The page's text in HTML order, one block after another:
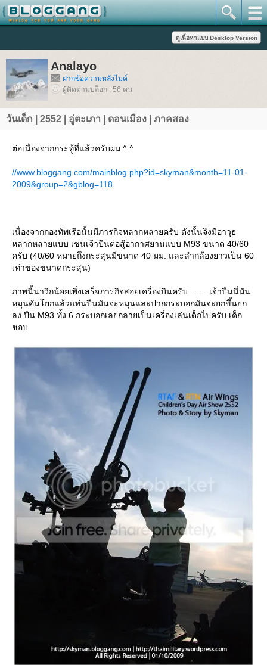
Analayo
ฝากข้อความหลังไมค์
ผู้ติดตามบล็อก : 56 คน
วันเด็ก | 2552 | อู่ตะเภา | ดอนเมือง | ภาคสอง
ต่อเนื่องจากกระทู้ที่แล้วครับผม ^ ^
//www.bloggang.com/mainblog.php?id=skyman&month=11-01-
2009&group=2&gblog=118
เนื่องจากกองทัพเรือนั้นมีภารกิจหลากหลายครับ ดังนั้นจึงมีอาวุธ
หลากหลายแบบ เช่นเจ้าปืนต่อสู้อากาศยานแบบ M93 ขนาด 40/60
ครับ (40/60 หมายถึงกระสุนมีขนาด 40 มม. และลำกล้องยาวเป็น 60
เท่าของขนาดกระสุน)
ภาพนี้นาวิกน้อยเพิ่งเสร็จภารกิจสอยเครื่องบินครับ ....... เจ้าปืนนี่มัน
หมุนคันโยกแล้วแท่นปืนมันจะหมุนและปากกระบอกมันจะยกขึ้นยก
ลง ปืน M93 ทั้ง 6 กระบอกเลยกลายเป็นเครื่องเล่นเด็กไปครับ เด็ก
ชอบ